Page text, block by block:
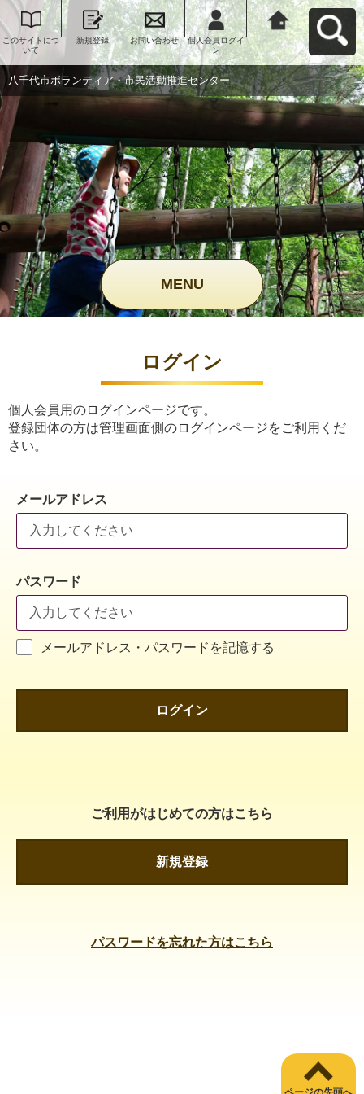
このサイトにつ
いて
新規登録 お問い合わせ
個人会員ログイ
ン
八千代市ボラン
ティア・市民活
動推進センター
へ戻る
八千代市ボランティア・市民活動推進センター
MENU
ログイン
個人会員用のログインページです。
登録団体の方は管理画面側のログインページをご利用くだ
さい。
メールアドレス
パスワード
メールアドレス・パスワードを記憶する
ログイン
ご利用がはじめての方はこちら
新規登録
パスワードを忘れた方はこちら